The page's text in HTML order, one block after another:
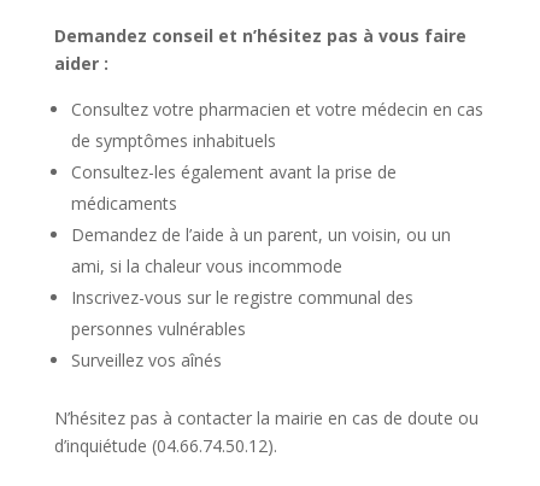
Demandez conseil et n’hésitez pas à vous faire
aider :
Consultez votre pharmacien et votre médecin en cas
de symptômes inhabituels
Consultez-les également avant la prise de
médicaments
Demandez de l’aide à un parent, un voisin, ou un
ami, si la chaleur vous incommode
Inscrivez-vous sur le registre communal des
personnes vulnérables
Surveillez vos aînés
N’hésitez pas à contacter la mairie en cas de doute ou
d’inquiétude (04.66.74.50.12).